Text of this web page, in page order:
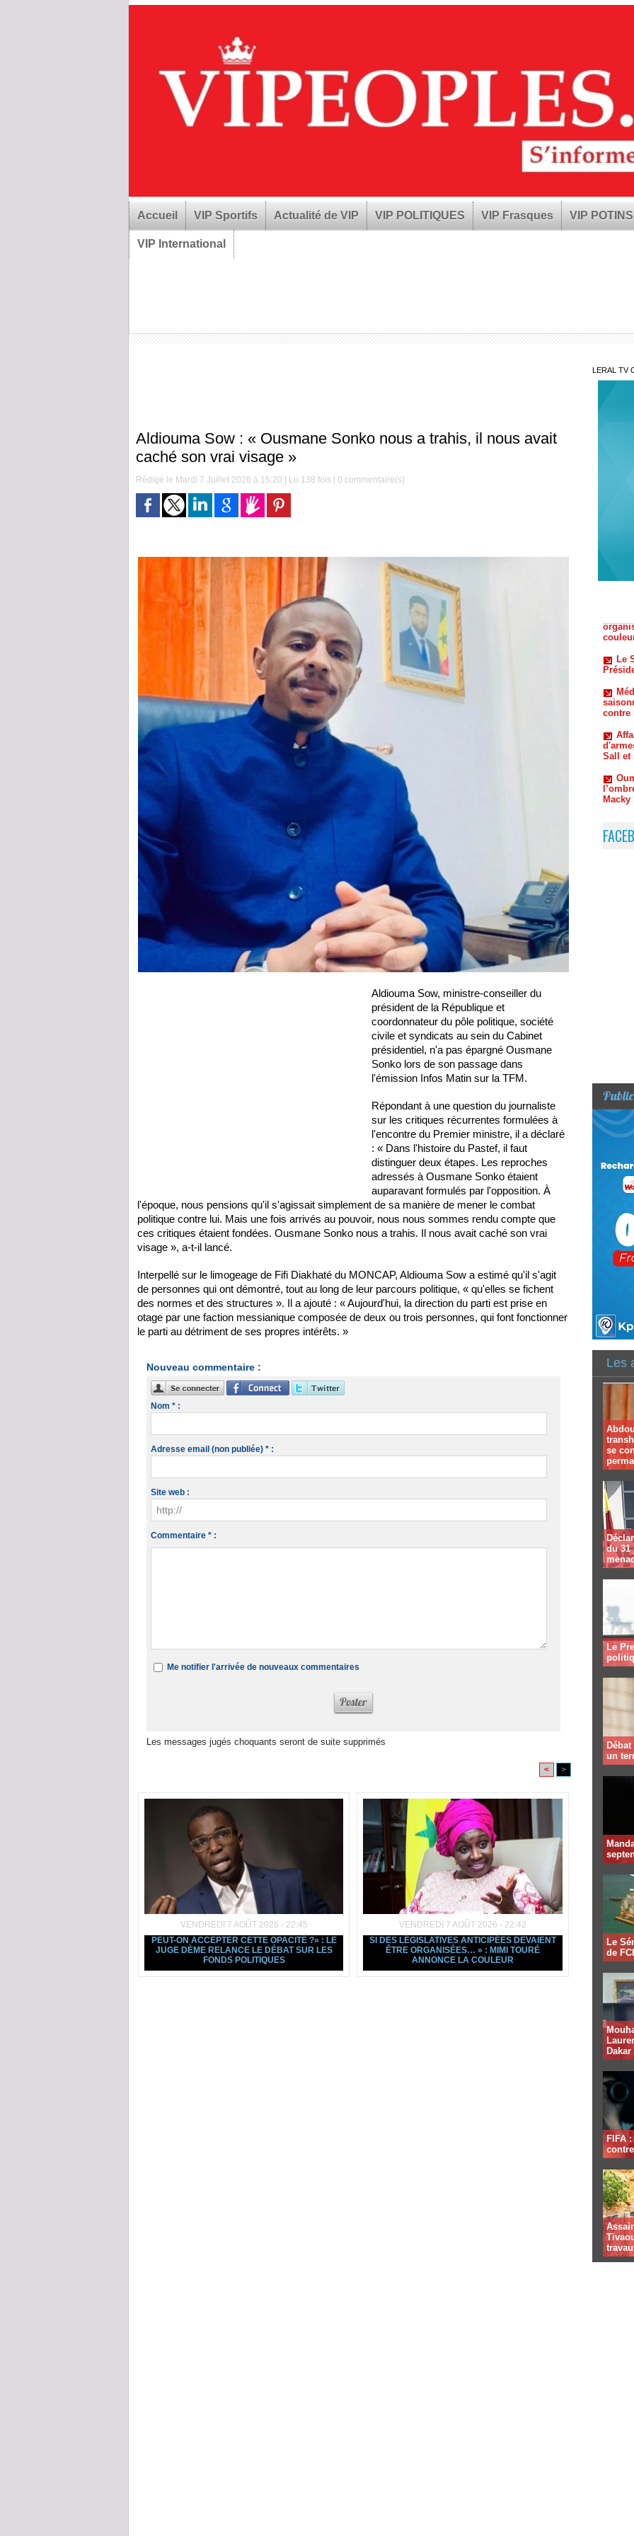
Accueil VIP Sportifs Actualité de VIP VIP POLITIQUES VIP Frasques VIP POTINS
VIP International
Aldiouma Sow : « Ousmane Sonko nous a trahis, il nous avait
caché son vrai visage »
Rédigé le Mardi 7 Juillet 2026 à 15:20 | Lu 138 fois | 0 commentaire(s)
Aldiouma Sow, ministre-conseiller du
président de la République et
coordonnateur du pôle politique, société
civile et syndicats au sein du Cabinet
présidentiel, n'a pas épargné Ousmane
Sonko lors de son passage dans
l'émission Infos Matin sur la TFM.
Répondant à une question du journaliste
sur les critiques récurrentes formulées à
l'encontre du Premier ministre, il a déclaré
: « Dans l'histoire du Pastef, il faut
distinguer deux étapes. Les reproches
adressés à Ousmane Sonko étaient
auparavant formulés par l'opposition. À
l'époque, nous pensions qu'il s'agissait simplement de sa manière de mener le combat
politique contre lui. Mais une fois arrivés au pouvoir, nous nous sommes rendu compte que
ces critiques étaient fondées. Ousmane Sonko nous a trahis. Il nous avait caché son vrai
visage », a-t-il lancé.
Interpellé sur le limogeage de Fifi Diakhaté du MONCAP, Aldiouma Sow a estimé qu'il s'agit
de personnes qui ont démontré, tout au long de leur parcours politique, « qu'elles se fichent
des normes et des structures ». Il a ajouté : « Aujourd'hui, la direction du parti est prise en
otage par une faction messianique composée de deux ou trois personnes, qui font fonctionner
le parti au détriment de ses propres intérêts. »
Nouveau commentaire :
Nom * :
Adresse email (non publiée) * :
Site web :
Commentaire * :
Me notifier l'arrivée de nouveaux commentaires
Les messages jugés choquants seront de suite supprimés
< >
VENDREDI 7 AOÛT 2026 - 22:45
PEUT-ON ACCEPTER CETTE OPACITÉ ?» : LE
JUGE DÈME RELANCE LE DÉBAT SUR LES
FONDS POLITIQUES
VENDREDI 7 AOÛT 2026 - 22:42
SI DES LÉGISLATIVES ANTICIPÉES DEVAIENT
ÊTRE ORGANISÉES… » : MIMI TOURÉ
ANNONCE LA COULEUR
LERAL TV
contre
Sall et
Macky
Les
se
du 31
Le
un
Le
de
Dakar
FIFA